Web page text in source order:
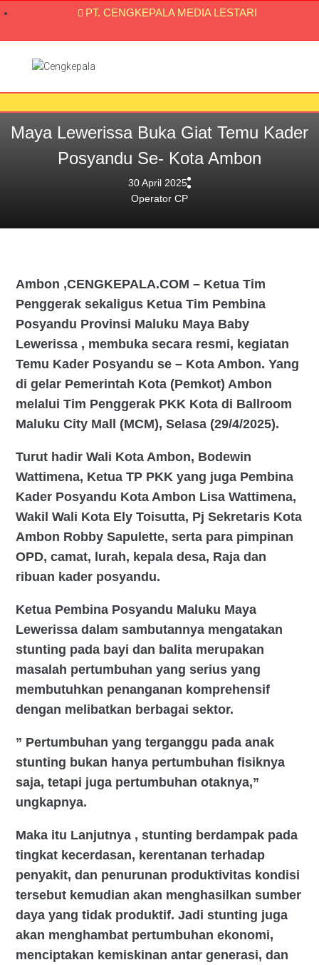
PT. CENGKEPALA MEDIA LESTARI
Maya Lewerissa Buka Giat Temu Kader
Posyandu Se- Kota Ambon
30 April 2025
Operator CP
Ambon ,CENGKEPALA.COM – Ketua Tim
Penggerak sekaligus Ketua Tim Pembina
Posyandu Provinsi Maluku Maya Baby
Lewerissa , membuka secara resmi, kegiatan
Temu Kader Posyandu se – Kota Ambon. Yang
di gelar Pemerintah Kota (Pemkot) Ambon
melalui Tim Penggerak PKK Kota di Ballroom
Maluku City Mall (MCM), Selasa (29/4/2025).
Turut hadir Wali Kota Ambon, Bodewin
Wattimena, Ketua TP PKK yang juga Pembina
Kader Posyandu Kota Ambon Lisa Wattimena,
Wakil Wali Kota Ely Toisutta, Pj Sekretaris Kota
Ambon Robby Sapulette, serta para pimpinan
OPD, camat, lurah, kepala desa, Raja dan
ribuan kader posyandu.
Ketua Pembina Posyandu Maluku Maya
Lewerissa dalam sambutannya mengatakan
stunting pada bayi dan balita merupakan
masalah pertumbuhan yang serius yang
membutuhkan penanganan komprehensif
dengan melibatkan berbagai sektor.
” Pertumbuhan yang terganggu pada anak
stunting bukan hanya pertumbuhan fisiknya
saja, tetapi juga pertumbuhan otaknya,”
ungkapnya.
Maka itu Lanjutnya , stunting berdampak pada
tingkat kecerdasan, kerentanan terhadap
penyakit, dan penurunan produktivitas kondisi
tersebut kemudian akan menghasilkan sumber
daya yang tidak produktif. Jadi stunting juga
akan menghambat pertumbuhan ekonomi,
menciptakan kemiskinan antar generasi, dan